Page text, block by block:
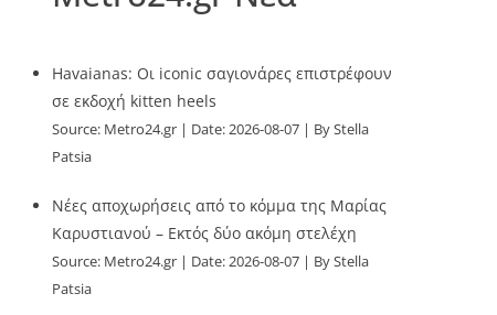
Havaianas: Οι iconic σαγιονάρες επιστρέφουν
σε εκδοχή kitten heels
Source: Metro24.gr Date: 2026-08-07
By Stella
Patsia
Νέες αποχωρήσεις από το κόμμα της Μαρίας
Καρυστιανού – Εκτός δύο ακόμη στελέχη
Source: Metro24.gr Date: 2026-08-07
By Stella
Patsia